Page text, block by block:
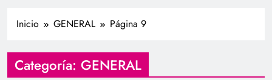
Inicio GENERAL Página 9
Categoría: GENERAL